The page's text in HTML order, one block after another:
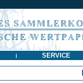
| SERVICE